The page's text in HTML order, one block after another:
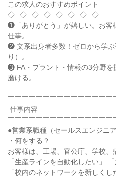
この求人のおすすめポイント
◇─◇─◇─◇─◇─◇─◇─◇
❶「ありがとう」が嬉しい。お客
仕事。
❷ 文系出身者多数！ゼロから学
り）。
❸ FA・プラント・情報の3分野を
磨ける。
￣￣￣￣￣￣￣￣￣￣￣￣￣￣￣
￣￣￣￣￣￣￣￣￣￣￣￣￣￣￣
●営業系職種（セールスエンジニア
・何をする？
お客様は、工場、官公庁、学校、
「生産ラインを自動化したい」
「校内のネットワークを新しくし